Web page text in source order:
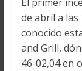
de abril a las
conocido
and Grill,
46-02,04 en